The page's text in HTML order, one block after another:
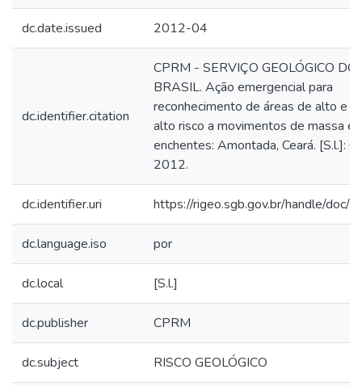
dc.date.issued 2012-04
dc.identifier.citation
CPRM - SERVIÇO GEOLÓGICO DO
BRASIL. Ação emergencial para
reconhecimento de áreas de alto e
alto risco a movimentos de massa e
enchentes: Amontada, Ceará. [S.l.]:
2012.
dc.identifier.uri https://rigeo.sgb.gov.br/handle/doc/
dc.language.iso por
dc.local [S.l.]
dc.publisher CPRM
dc.subject RISCO GEOLÓGICO